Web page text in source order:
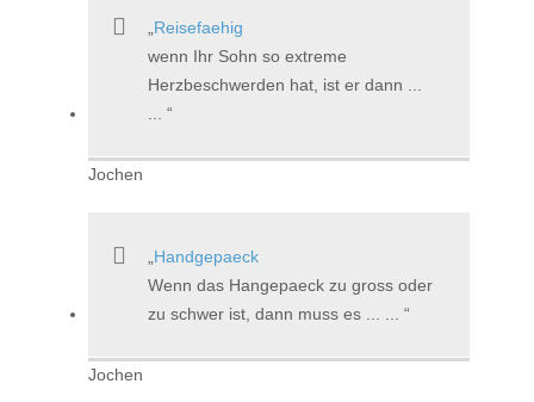
Reisefaehig
wenn Ihr Sohn so extreme
Herzbeschwerden hat, ist er dann ...
Jochen
Handgepaeck
Wenn das Hangepaeck zu gross oder
zu schwer ist, dann muss es ... ...
Jochen